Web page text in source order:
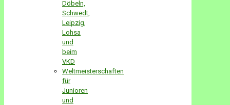
Döbeln,
Schwedt,
Leipzig,
Lohsa
und
beim
VKD
Weltmeisterschaften
für
Junioren
und